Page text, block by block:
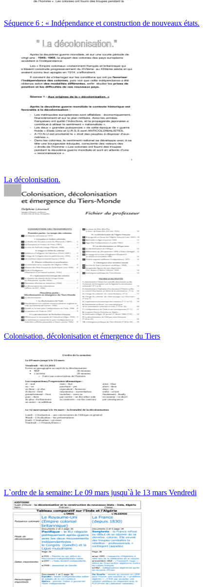
Séquence 6 : « Indépendance et construction de nouveaux états.
La décolonisation.
Colonisation, décolonisation et émergence du Tiers
L`ordre de la semaine: Le 09 mars jusqu`à le 13 mars Vendredi